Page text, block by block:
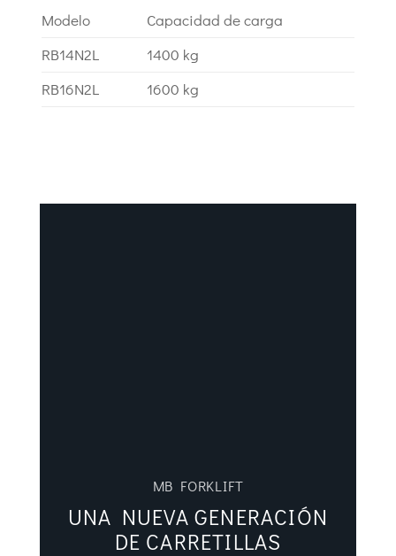
Modelo
Capacidad de carga
RB14N2L
1400 kg
RB16N2L
1600 kg
MB FORKLIFT
UNA NUEVA GENERACIÓN
DE CARRETILLAS